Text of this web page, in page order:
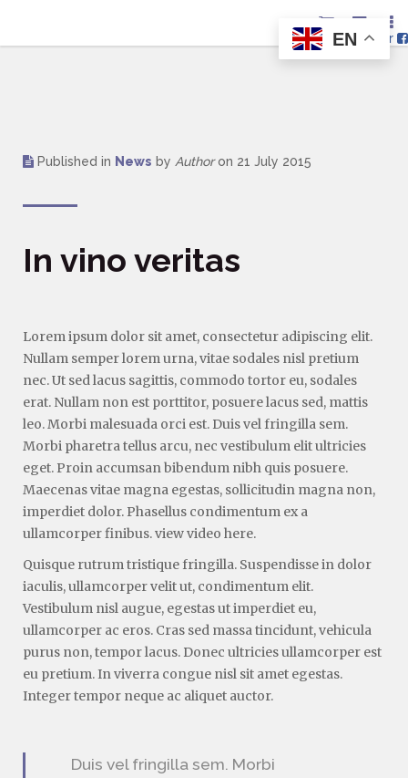
Nous suivre sur
Published in News by Authoron 21 July 2015
In vino veritas
Lorem ipsum dolor sit amet, consectetur adipiscing elit.
Nullam semper lorem urna, vitae sodales nisl pretium
nec. Ut sed lacus sagittis, commodo tortor eu, sodales
erat. Nullam non est porttitor, posuere lacus sed, mattis
leo. Morbi malesuada orci est. Duis vel fringilla sem.
Morbi pharetra tellus arcu, nec vestibulum elit ultricies
eget. Proin accumsan bibendum nibh quis posuere.
Maecenas vitae magna egestas, sollicitudin magna non,
imperdiet dolor. Phasellus condimentum ex a
ullamcorper finibus.view video here.
Quisque rutrum tristique fringilla. Suspendisse in dolor
iaculis, ullamcorper velit ut, condimentum elit.
Vestibulum nisl augue, egestas ut imperdiet eu,
ullamcorper ac eros. Cras sed massa tincidunt, vehicula
purus non, tempor lacus. Donec ultricies ullamcorper est
eu pretium. In viverra congue nisl sit amet egestas.
Integer tempor neque ac aliquet auctor.
Duis vel fringilla sem. Morbi
EN